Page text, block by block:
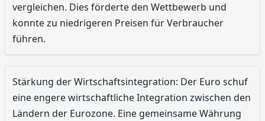
vergleichen. Dies förderte den Wettbewerb und
konnte zu niedrigeren Preisen für Verbraucher
führen.
Stärkung der Wirtschaftsintegration: Der Euro schuf
eine engere wirtschaftliche Integration zwischen den
Ländern der Eurozone. Eine gemeinsame Währung